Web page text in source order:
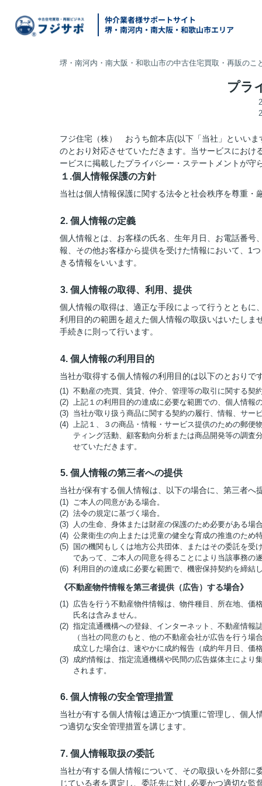
仲介業者様サポートサイト
堺・南河内・南大阪・和歌山市エリア
堺・南河内・南大阪・和歌山市の中古住宅買取・再販のこ
プラ
フジ住宅（株） おうち館本店(以下「当社」といい
のとおり対応させていただきます。当サービスにお
ービスに掲載したプライバシー・ステートメントが
１.個人情報保護の方針
当社は個人情報保護に関する法令と社会秩序を尊重
2. 個人情報の定義
個人情報とは、お客様の氏名、生年月日、お電話番
報、その他お客様から提供を受けた情報において、1
きる情報をいいます。
3. 個人情報の取得、利用、提供
個人情報の取得は、適正な手段によって行うととも
利用目的の範囲を超えた個人情報の取扱いはいたし
手続きに則って行います。
4. 個人情報の利用目的
当社が取得する個人情報の利用目的は以下のとおりで
(1) 不動産の売買、賃貸、仲介、管理等の取引に関する契
(2) 上記１の利用目的の達成に必要な範囲での、個人情報
(3) 当社が取り扱う商品に関する契約の履行、情報、サー
(4) 上記１、３の商品・情報・サービス提供のための郵便
ティング活動、顧客動向分析または商品開発等の調査
せていただきます。
5. 個人情報の第三者への提供
当社が保有する個人情報は、以下の場合に、第三者へ
(1) ご本人の同意がある場合。
(2) 法令の規定に基づく場合。
(3) 人の生命、身体または財産の保護のため必要がある場
(4) 公衆衛生の向上または児童の健全な育成の推進のため
(5) 国の機関もしくは地方公共団体、またはその委託を受
であって、ご本人の同意を得ることにより当該事務の
(6) 利用目的の達成に必要な範囲で、機密保持契約を締結
《不動産物件情報を第三者提供（広告）する場合》
(1) 広告を行う不動産物件情報は、物件種目、所在地、価
氏名は含みません。
(2) 指定流通機構への登録、インターネット、不動産情報
（当社の同意のもと、他の不動産会社が広告を行う
成立した場合は、速やかに成約報告（成約年月日、価
(3) 成約情報は、指定流通機構や民間の広告媒体主により
されます。
6. 個人情報の安全管理措置
当社が有する個人情報は適正かつ慎重に管理し、個
つ適切な安全管理措置を講じます。
7. 個人情報取扱の委託
当社が有する個人情報について、その取扱いを外部
じている者を選定し、委託先に対し必要かつ適切な監